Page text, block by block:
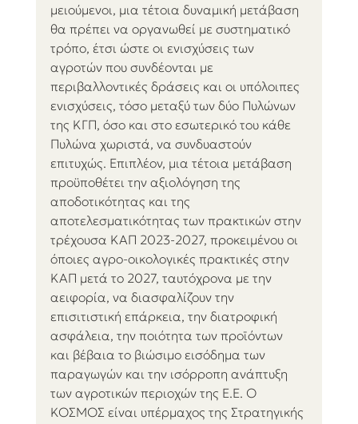
μειούμενοι, μια τέτοια δυναμική μετάβαση
θα πρέπει να οργανωθεί με συστηματικό
τρόπο, έτσι ώστε οι ενισχύσεις των
αγροτών που συνδέονται με
περιβαλλοντικές δράσεις και οι υπόλοιπες
ενισχύσεις, τόσο μεταξύ των δύο Πυλώνων
της ΚΓΠ, όσο και στο εσωτερικό του κάθε
Πυλώνα χωριστά, να συνδυαστούν
επιτυχώς. Επιπλέον, μια τέτοια μετάβαση
προϋποθέτει την αξιολόγηση της
αποδοτικότητας και της
αποτελεσματικότητας των πρακτικών στην
τρέχουσα ΚΑΠ 2023-2027, προκειμένου οι
όποιες αγρο-οικολογικές πρακτικές στην
ΚΑΠ μετά το 2027, ταυτόχρονα με την
αειφορία, να διασφαλίζουν την
επισιτιστική επάρκεια, την διατροφική
ασφάλεια, την ποιότητα των προϊόντων
και βέβαια το βιώσιμο εισόδημα των
παραγωγών και την ισόρροπη ανάπτυξη
των αγροτικών περιοχών της Ε.Ε. Ο
ΚΟΣΜΟΣ είναι υπέρμαχος της Στρατηγικής